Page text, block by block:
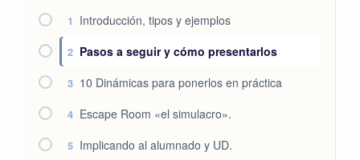
1 Introducción, tipos y ejemplos
2 Pasos a seguir y cómo presentarlos
3 10 Dinámicas para ponerlos en práctica
4 Escape Room «el simulacro».
5 Implicando al alumnado y UD.